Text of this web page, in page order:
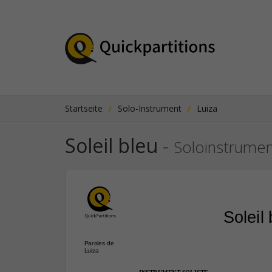
Startseite Solo-Instrument Luiza
Soleil bleu -
Soleil
Paroles de
Luiza